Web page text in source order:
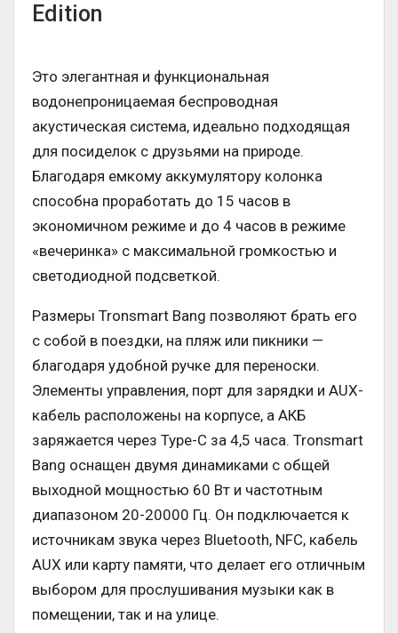
Edition
Это элегантная и функциональная
водонепроницаемая беспроводная
акустическая система, идеально подходящая
для посиделок с друзьями на природе.
Благодаря емкому аккумулятору колонка
способна проработать до 15 часов в
экономичном режиме и до 4 часов в режиме
«вечеринка» с максимальной громкостью и
светодиодной подсветкой.
Размеры Tronsmart Bang позволяют брать его
с собой в поездки, на пляж или пикники —
благодаря удобной ручке для переноски.
Элементы управления, порт для зарядки и AUX-
кабель расположены на корпусе, а АКБ
заряжается через Type-C за 4,5 часа. Tronsmart
Bang оснащен двумя динамиками с общей
выходной мощностью 60 Вт и частотным
диапазоном 20-20000 Гц. Он подключается к
источникам звука через Bluetooth, NFC, кабель
AUX или карту памяти, что делает его отличным
выбором для прослушивания музыки как в
помещении, так и на улице.